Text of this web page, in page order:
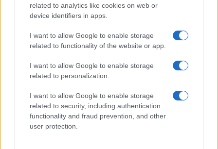
related to analytics like cookies on web or
device identifiers in apps.
I want to allow Google to enable storage
related to functionality of the website or app.
I want to allow Google to enable storage
related to personalization.
I want to allow Google to enable storage
related to security, including authentication
functionality and fraud prevention, and other
user protection.
V zalivu na Pašmanu našli
Na bencinskem servisu v
Dravogradu zagorel točilni
avtomat, požar pogasili
zaposleni
Motorist v Radljah ob Dravi trčil
v ulično svetilko in se hudo
poškodoval
Obvestila